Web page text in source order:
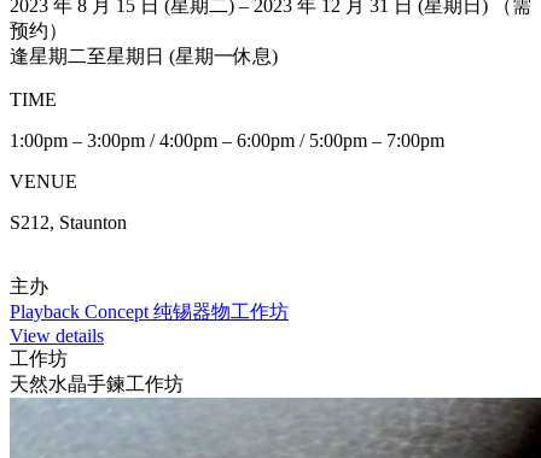
2023 年 8 月 15 日 (星期二) – 2023 年 12 月 31 日 (星期日) （需
预约）
逢星期二至星期日 (星期一休息)
TIME
1:00pm – 3:00pm / 4:00pm – 6:00pm / 5:00pm – 7:00pm
VENUE
S212, Staunton
主办
Playback Concept 纯锡器物工作坊
View details
工作坊
天然水晶手鍊工作坊